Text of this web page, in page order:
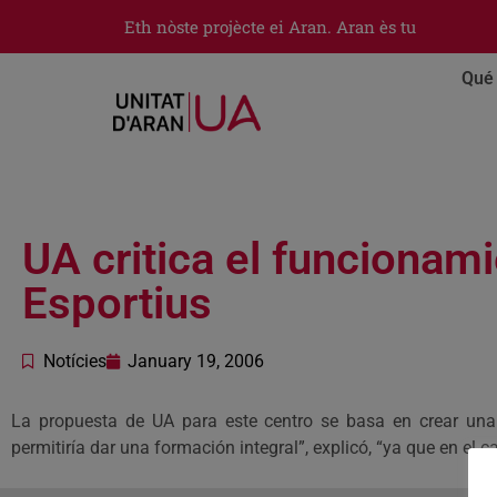
Eth nòste projècte ei Aran. Aran ès tu
UA critica el
Esportius
Notícies January 19, 2006
La propuesta de UA para este centro se basa en crear
permitiría dar una formación integral”, explicó, “ya que en el